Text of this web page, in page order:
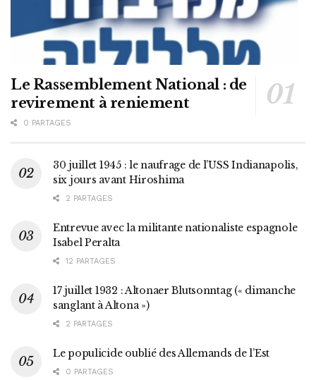
Le Rassemblement National : de
revirement à reniement
0 PARTAGES
30 juillet 1945 : le naufrage de l’USS Indianapolis,
six jours avant Hiroshima
2 PARTAGES
Entrevue avec la militante nationaliste espagnole
Isabel Peralta
12 PARTAGES
17 juillet 1932 : Altonaer Blutsonntag (« dimanche
sanglant à Altona »)
2 PARTAGES
Le populicide oublié des Allemands de l’Est
0 PARTAGES